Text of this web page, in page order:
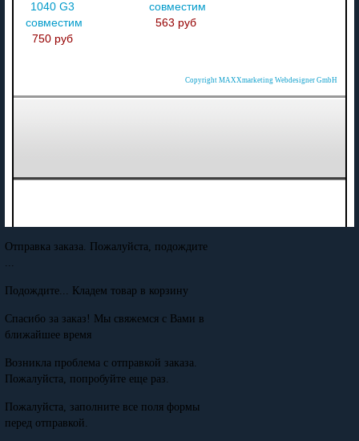
1040 G3
совместимый
750 руб
совместимый
563 руб
Copyright MAXXmarketing Webdesigner GmbH
Отправка заказа. Пожалуйста, подождите
...
Подождите... Кладем товар в корзину
Спасибо за заказ! Мы свяжемся с Вами в
ближайшее время
Возникла проблема с отправкой заказа.
Пожалуйста, попробуйте еще раз.
Пожалуйста, заполните все поля формы
перед отправкой.